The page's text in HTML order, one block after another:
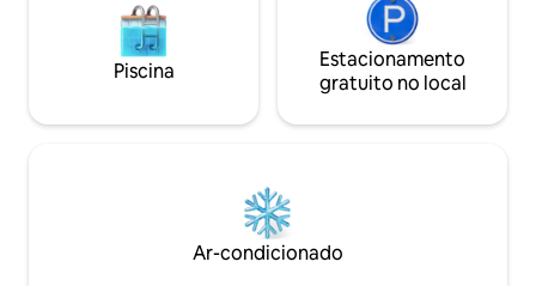
minutos a pé da filial do Ayala Central
Haiti Park, 15 minutos do SM Mall/Ayala
Cebu Mall, 35 minutos do Aeroporto
Mactan a 50 minutos.
Piscina
Estacionamento
gratuito no local
Ar-condicionado